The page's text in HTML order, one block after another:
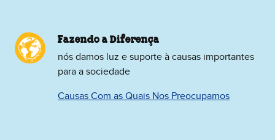
Fazendo a Diferença
nós damos luz e suporte à causas importantes
para a sociedade
Causas Com as Quais Nos Preocupamos